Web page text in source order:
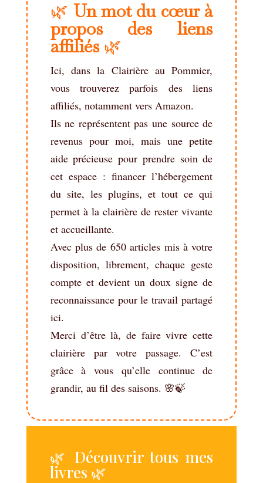
🌿 Un mot du cœur à
propos des liens
affiliés🌿
Ici, dans la Clairière au Pommier,
vous trouverez parfois des liens
affiliés, notamment vers Amazon.
Ils ne représentent pas une source de
revenus pour moi, mais une petite
aide précieuse pour prendre soin de
cet espace : financer l’hébergement
du site, les plugins, et tout ce qui
permet à la clairière de rester vivante
et accueillante.
Avec plus de 650 articles mis à votre
disposition, librement, chaque geste
compte et devient un doux signe de
reconnaissance pour le travail partagé
ici.
Merci d’être là, de faire vivre cette
clairière par votre passage. C’est
grâce à vous qu’elle continue de
grandir, au fil des saisons. 🌸🍃
🌿 Découvrir tous mes
livres 🌿